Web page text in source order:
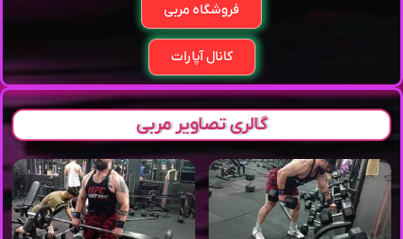
فروشگاه مربی
کانال آپارات
گالری تصاویر مربی